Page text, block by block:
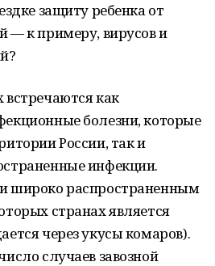
защиту ребенка от
— к примеру, вирусов и
как
болезни, которые
России, так и
инфекции.
широко распространенным
странах является
через укусы комаров).
случаев завозной